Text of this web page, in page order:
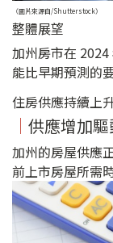
（圖片來源自/Shutterstock）
整體展望
加州房市在
能比早期預測的
住房供應持續上
｜ 供應增加
加州的房屋供應
前上市房屋所需